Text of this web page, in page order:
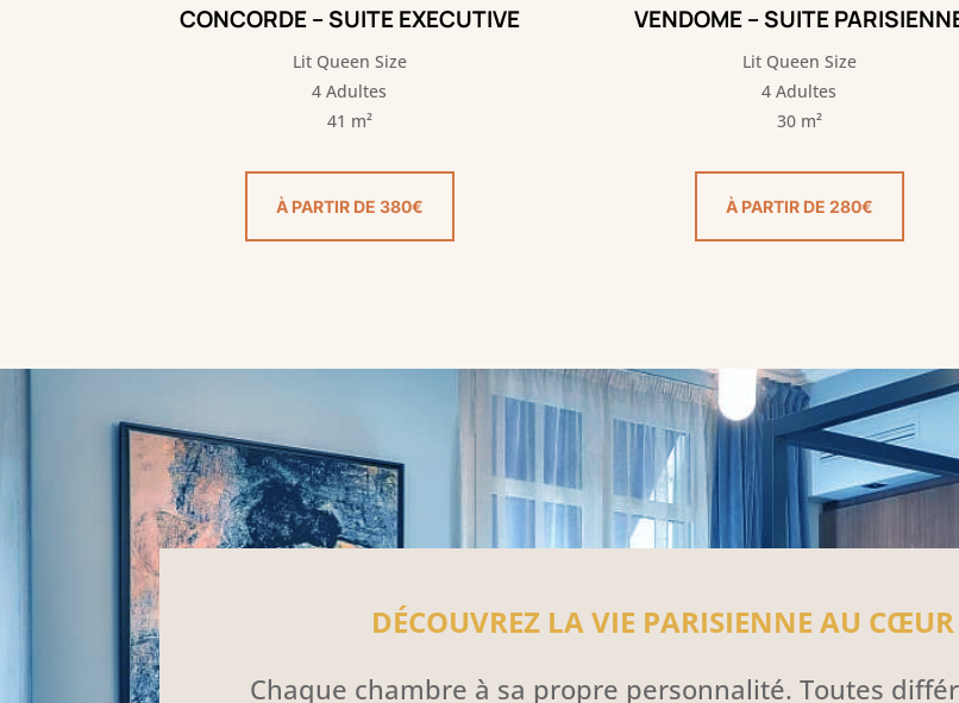
CONCORDE – SUITE EXECUTIVE
Lit Queen Size
4 Adultes
41 m²
À PARTIR DE 380€
VENDOME – SUITE
Lit Queen Size
4 Adultes
30 m²
À PARTIR DE 280€
DÉCOUVREZ LA VIE PARISIENNE AU
Chaque chambre à sa propre personnalité. Toutes